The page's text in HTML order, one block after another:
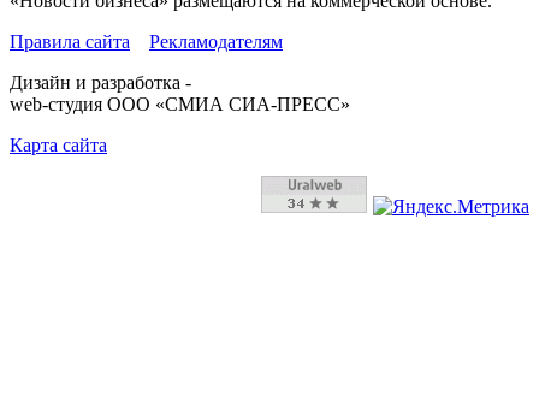
Правила сайта
Рекламодателям
Дизайн и разработка -
web-студия ООО «СМИА СИА-ПРЕСС»
Карта сайта